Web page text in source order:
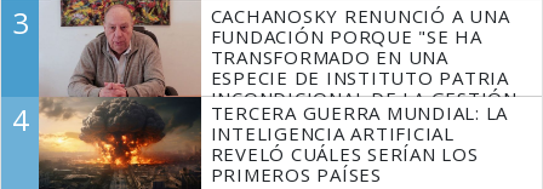
3
CACHANOSKY RENUNCIÓ A UNA
FUNDACIÓN PORQUE "SE HA
TRANSFORMADO EN UNA
ESPECIE DE INSTITUTO PATRIA
INCONDICIONAL DE LA GESTIÓN
DE MILEI"
4
TERCERA GUERRA MUNDIAL: LA
INTELIGENCIA ARTIFICIAL
REVELÓ CUÁLES SERÍAN LOS
PRIMEROS PAÍSES